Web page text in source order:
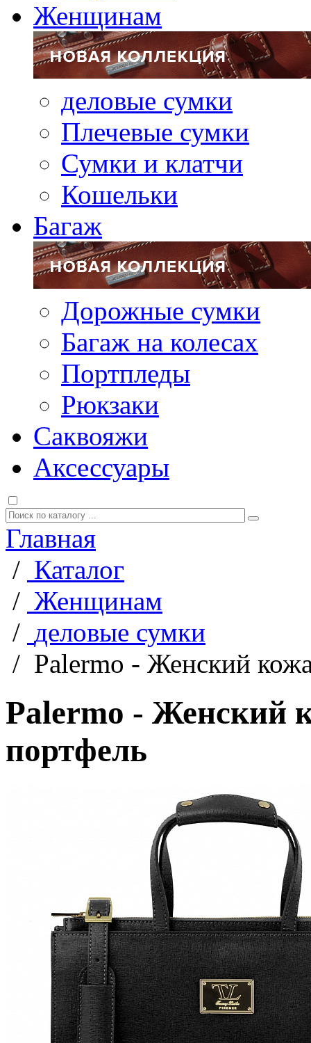
Женщинам
деловые сумки
Плечевые сумки
Сумки и клатчи
Кошельки
Багаж
Дорожные сумки
Багаж на колесах
Портпледы
Рюкзаки
Саквояжи
Аксессуары
Главная
/ Каталог
/ Женщинам
/ деловые сумки
/ Palermo - Женский
Palermo - Женский
портфель